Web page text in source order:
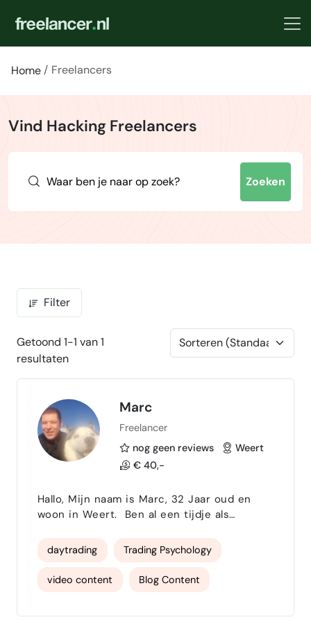
Home Freelancers
Vind Hacking Freelancers
Zoeken
Filter
Getoond 1-1 van 1
resultaten
Marc
Freelancer
nog geen reviews
Weert
€ 40,-
Hallo, Mijn naam is Marc, 32 Jaar oud en
woon in Weert. Ben al een tijdje als
nodig in de horeca dan kunt u mij altijd
vragen, Maar ook als winkelmedewerker of
logistiek. Maar het leukste vind ik nog, met
computers aan de slag. Hulp nodig met iets
daytrading Trading Psychology
video content Blog Content